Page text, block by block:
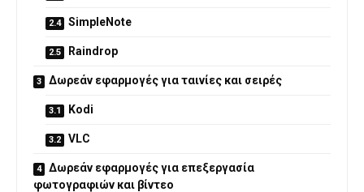
SimpleNote
Raindrop
Δωρεάν εφαρμογές για ταινίες και σειρές
Kodi
VLC
Δωρεάν εφαρμογές για επεξεργασία
φωτογραφιών και βίντεο